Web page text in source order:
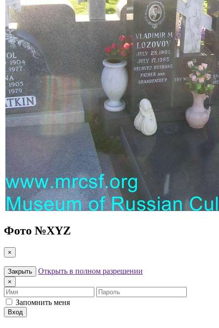
Фото №XYZ
×
Закрыть Открыть в полном разрешении
×
Имя
Пароль
Запомнить меня
Вход